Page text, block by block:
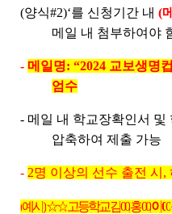
(양식#2)‘를 신청기간 내(
메일 내 첨부하여야
- 메일명: “2024 교보생명
엄수
- 메일 내 학교장확인서
압축하여 제출 가능
- 2명 이상의 선수 출전 시 ,
(예시)☆☆고등학교 김00,홍00,이00